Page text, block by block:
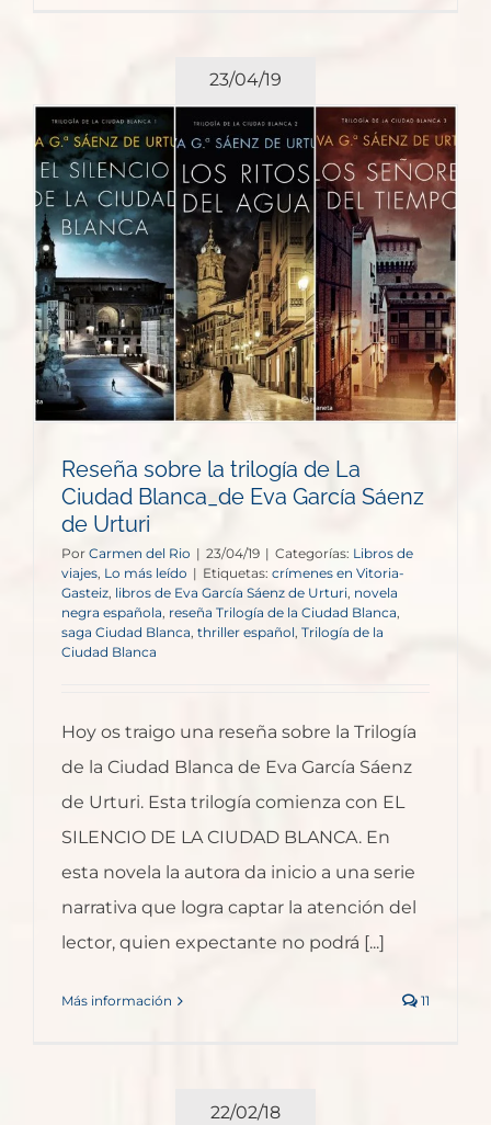
23/04/19
Reseña sobre la trilogía de La
Ciudad Blanca_de Eva García Sáenz
de Urturi
Por Carmen del Rio | 23/04/19 | Categorías: Libros de
viajes, Lo más leído | Etiquetas: crímenes en Vitoria-
Gasteiz, libros de Eva García Sáenz de Urturi, novela
negra española, reseña Trilogía de la Ciudad Blanca,
saga Ciudad Blanca, thriller español, Trilogía de la
Ciudad Blanca
Hoy os traigo una reseña sobre la Trilogía
de la Ciudad Blanca de Eva García Sáenz
de Urturi. Esta trilogía comienza con EL
SILENCIO DE LA CIUDAD BLANCA. En
esta novela la autora da inicio a una serie
narrativa que logra captar la atención del
lector, quien expectante no podrá [...]
Más información 11
22/02/18